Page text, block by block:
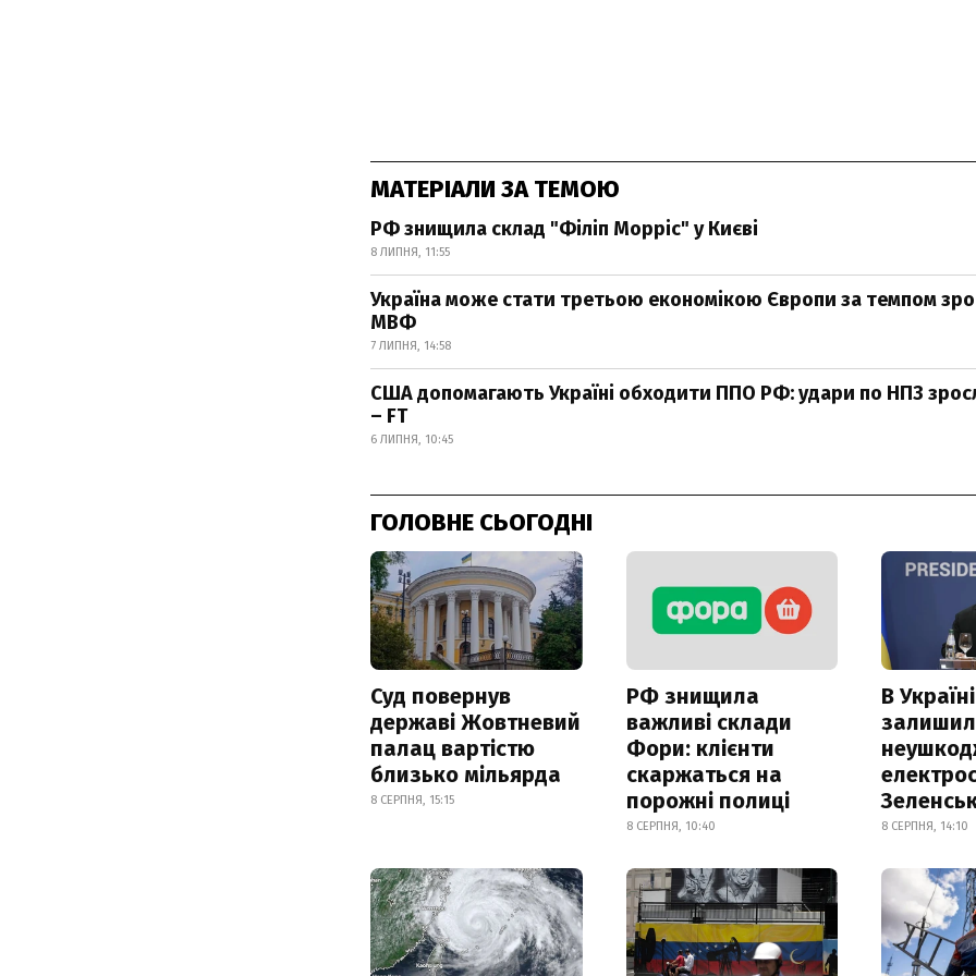
МАТЕРІАЛИ ЗА ТЕМОЮ
РФ знищила склад "Філіп Морріс" у Києві
8 ЛИПНЯ, 11:55
Україна може стати третьою економікою Європи за темпом
МВФ
7 ЛИПНЯ, 14:58
США допомагають Україні обходити ППО РФ: удари по НПЗ
– FT
6 ЛИПНЯ, 10:45
ГОЛОВНЕ СЬОГОДНІ
Суд повернув
державі Жовтневий
палац вартістю
близько мільярда
8 СЕРПНЯ, 15:15
РФ знищила
важливі склади
Фори: клієнти
скаржаться на
порожні полиці
8 СЕРПНЯ, 10:40
В
8 СЕРПНЯ, 14:10